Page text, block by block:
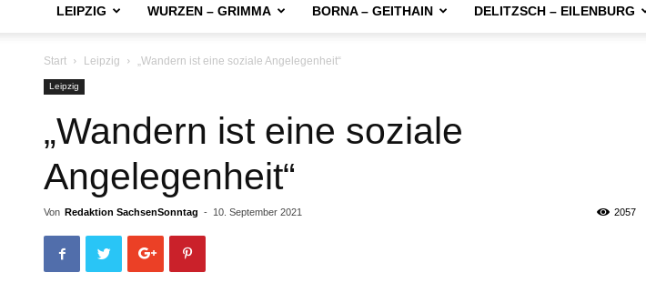
LEIPZIG WURZEN – GRIMMA BORNA – GEITHAIN DELITZSCH – EILENBURG
Start Leipzig „Wandern ist eine soziale Angelegenheit“
Leipzig
„Wandern ist eine soziale
Angelegenheit“
Von Redaktion SachsenSonntag - 10. September 2021 2057